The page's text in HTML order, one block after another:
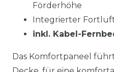
Förderhöhe
Integrierter
inkl. Kabel-
Das Komfortpaneel